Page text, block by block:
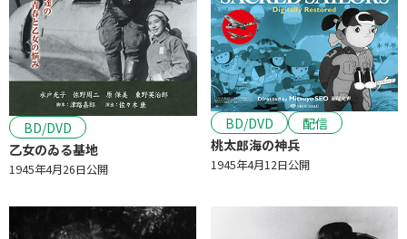
BD/DVD
乙女のゐる基地
1945年4月26日公開
BD/DVD
配信
桃太郎海の神兵
1945年4月12日公開